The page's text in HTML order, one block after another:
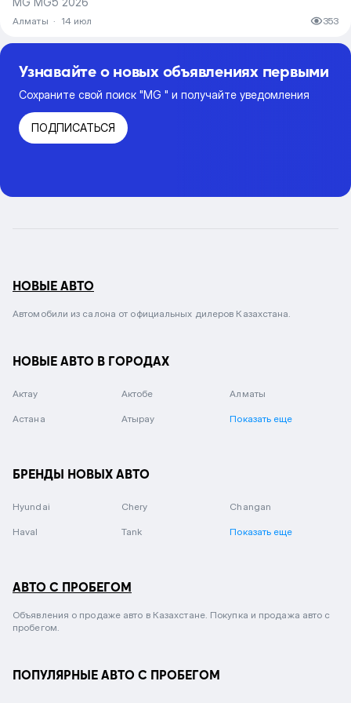
Алматы · 14 июл 353
Узнавайте о новых объявлениях первыми
Сохраните свой поиск "MG " и получайте уведомления
ПОДПИСАТЬСЯ
НОВЫЕ АВТО
Автомобили из салона от официальных дилеров Казахстана.
НОВЫЕ АВТО В ГОРОДАХ
Актау Актобе Алматы
Астана Атырау Показать еще
БРЕНДЫ НОВЫХ АВТО
Hyundai Chery Changan
Haval Tank Показать еще
АВТО С ПРОБЕГОМ
Объявления о продаже авто в Казахстане. Покупка и продажа авто с
пробегом.
ПОПУЛЯРНЫЕ АВТО С ПРОБЕГОМ